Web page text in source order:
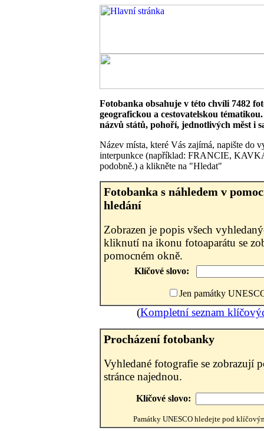
Fotobanka obsahuje v této chvíli 7482
geografickou a cestovatelskou
názvů států, pohoří, jednotlivých měst i
Název místa, které Vás zajímá, napište do
interpunkce (například: FRANCIE,
podobně.) a klikněte na "Hledat"
Fotobanka s náhledem v
hledání
Zobrazen je popis všech
kliknutí na ikonu fotoaparátu se
pomocném okně.
Klíčové slovo:
Jen památky
(Kompletní seznam
Procházení fotobanky
Vyhledané fotografie se zobrazují
stránce najednou.
Klíčové slovo:
Památky UNESCO hledejte pod